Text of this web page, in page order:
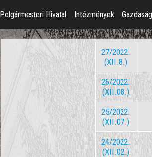
Polgármesteri Hivatal Intézmények Gazdaság
27/2022.
(XII.8.)
26/2022.
(XII.08.)
25/2022.
(XII.07.)
24/2022.
(XII.02.)